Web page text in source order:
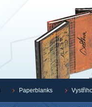
Paperblanks